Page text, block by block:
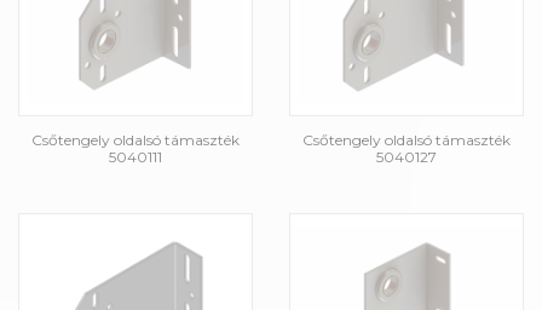
Csőtengely oldalsó támaszték
5040111
Csőtengely oldalsó támaszték
5040127